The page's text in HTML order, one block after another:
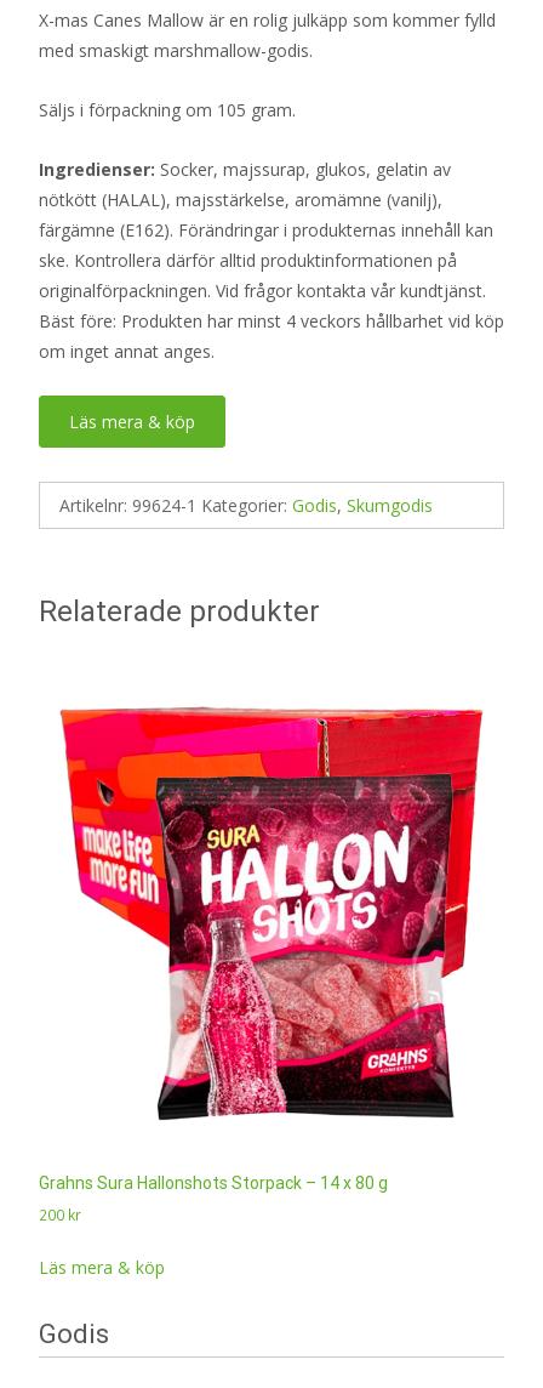
X-mas Canes Mallow är en rolig julkäpp som kommer fylld
med smaskigt marshmallow-godis.
Säljs i förpackning om 105 gram.
Ingredienser: Socker, majssurap, glukos, gelatin av
nötkött (HALAL), majsstärkelse, aromämne (vanilj),
färgämne (E162). Förändringar i produkternas innehåll kan
ske. Kontrollera därför alltid produktinformationen på
originalförpackningen. Vid frågor kontakta vår kundtjänst.
Bäst före: Produkten har minst 4 veckors hållbarhet vid köp
om inget annat anges.
Läs mera & köp
Artikelnr: 99624-1 Kategorier: Godis, Skumgodis
Relaterade produkter
Grahns Sura Hallonshots Storpack – 14 x 80 g
200 kr
Läs mera & köp
Godis